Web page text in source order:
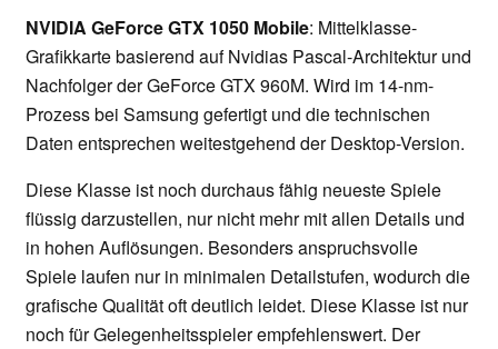
NVIDIA GeForce GTX 1050 Mobile: Mittelklasse-
Grafikkarte basierend auf Nvidias Pascal-Architektur und
Nachfolger der GeForce GTX 960M. Wird im 14-nm-
Prozess bei Samsung gefertigt und die technischen
Daten entsprechen weitestgehend der Desktop-Version.
Diese Klasse ist noch durchaus fähig neueste Spiele
flüssig darzustellen, nur nicht mehr mit allen Details und
in hohen Auflösungen. Besonders anspruchsvolle
Spiele laufen nur in minimalen Detailstufen, wodurch die
grafische Qualität oft deutlich leidet. Diese Klasse ist nur
noch für Gelegenheitsspieler empfehlenswert. Der